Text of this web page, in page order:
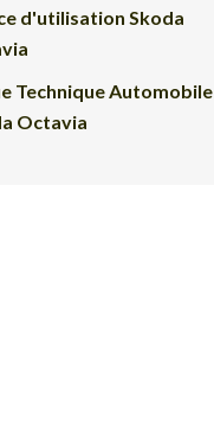
d'utilisation Skoda
Technique Automobile
Octavia